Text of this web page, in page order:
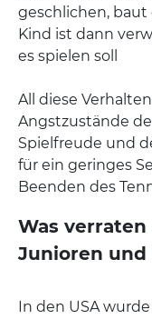
geschlichen, baut
Kind ist dann
es spielen soll
All diese
Angstzustände
Spielfreude und
für ein geringes
Beenden des
Was
Junioren und
In den USA